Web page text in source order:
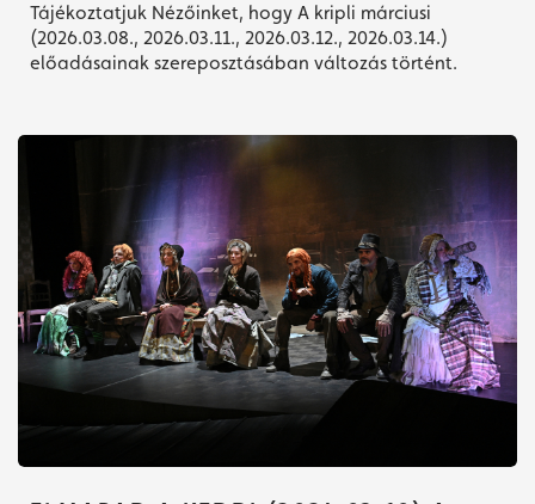
Tájékoztatjuk Nézőinket, hogy A kripli márciusi
(2026.03.08., 2026.03.11., 2026.03.12., 2026.03.14.)
előadásainak szereposztásában változás történt.